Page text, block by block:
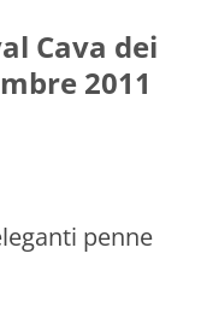
Cava dei
2011
penne